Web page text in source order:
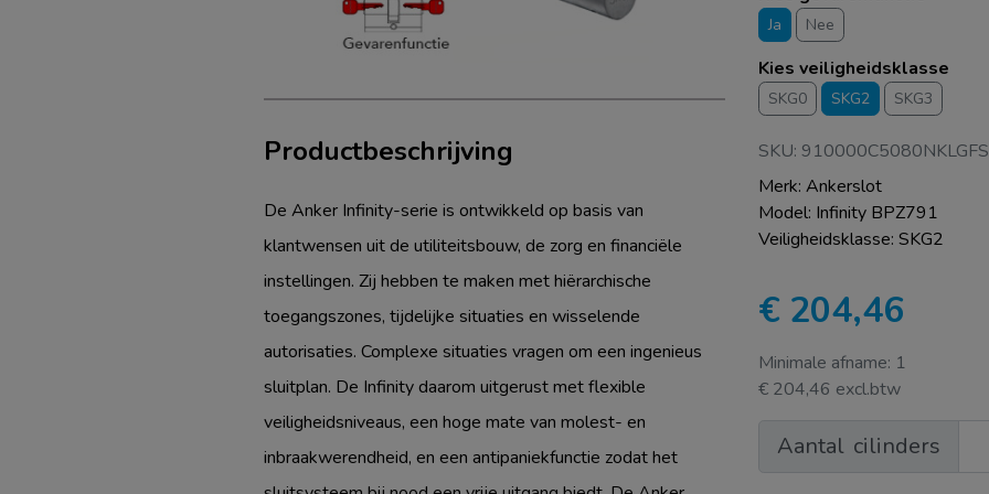
Productbeschrijving
De Anker Infinity-serie is ontwikkeld op basis van
klantwensen uit de utiliteitsbouw, de zorg en financiële
instellingen. Zij hebben te maken met hiërarchische
toegangszones, tijdelijke situaties en wisselende
autorisaties. Complexe situaties vragen om een ingenieus
sluitplan. De Infinity daarom uitgerust met flexible
veiligheidsniveaus, een hoge mate van molest- en
inbraakwerendheid, en een antipaniekfunctie zodat het
Ja Nee
Kies veiligheidsklasse
SKG0 SKG2 SKG3
SKU:
Merk: Ankerslot
Model: Infinity BPZ791
Veiligheidsklasse: SKG2
€ 204,46
Minimale afname: 1
€ 204,46 excl.btw
Aantal cilinders